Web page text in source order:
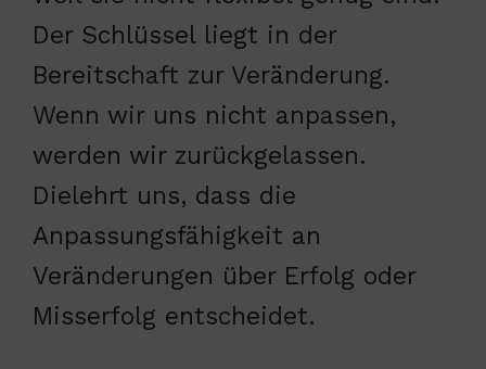
Der Schlüssel liegt in der
Bereitschaft zur Veränderung.
Wenn wir uns nicht anpassen,
werden wir zurückgelassen.
Dielehrt uns, dass die
Anpassungsfähigkeit an
Veränderungen über Erfolg oder
Misserfolg entscheidet.